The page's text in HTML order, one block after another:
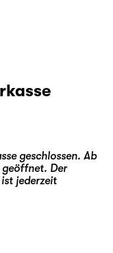
geschlossen. Ab
geöffnet. Der
ist jederzeit